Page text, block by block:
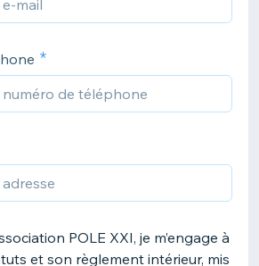
POLE XXI, je m’engage à
et son règlement intérieur, mis